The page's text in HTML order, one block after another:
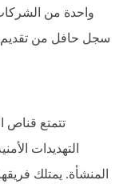
واحدة من
سجل حافل من تقديم
تتمتع قناص
التهديدات
المنشأة. يمتلك